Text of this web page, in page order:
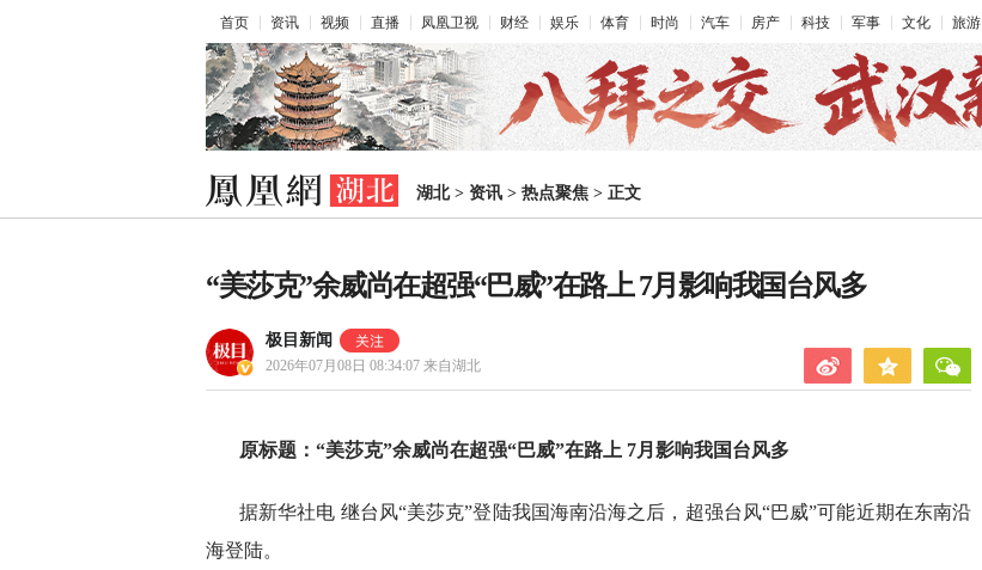
首页 资讯 视频 直播 凤凰卫视 财经 娱乐 体育 时尚 汽车 房产 科技 军事 文化 旅游
湖北> 资讯 > 热点聚焦 > 正文
“美莎克”余威尚在超强“巴威”在路上 7月影响我国台风多
极目新闻
2026年07月08日 08:34:07 来自湖北
原标题：“美莎克”余威尚在超强“巴威”在路上 7月影响我国台风多
据新华社电 继台风“美莎克”登陆我国海南沿海之后，超强台风“巴威”可能近期在东南沿
海登陆。